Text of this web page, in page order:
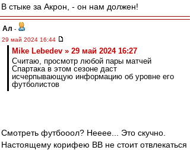
В стыке за Акрон, - он нам должен!
Ал -
29 май 2024 16:44
Mike Lebedev » 29 май 2024 16:27
Считаю, просмотр любой пары матчей
Спартака в этом сезоне даст
исчерпывающую информацию об уровне его
футболистов
Смотреть футбооол? Нееее... Это скучно.
Настоящему корифею ВВ не стоит отвлекаться